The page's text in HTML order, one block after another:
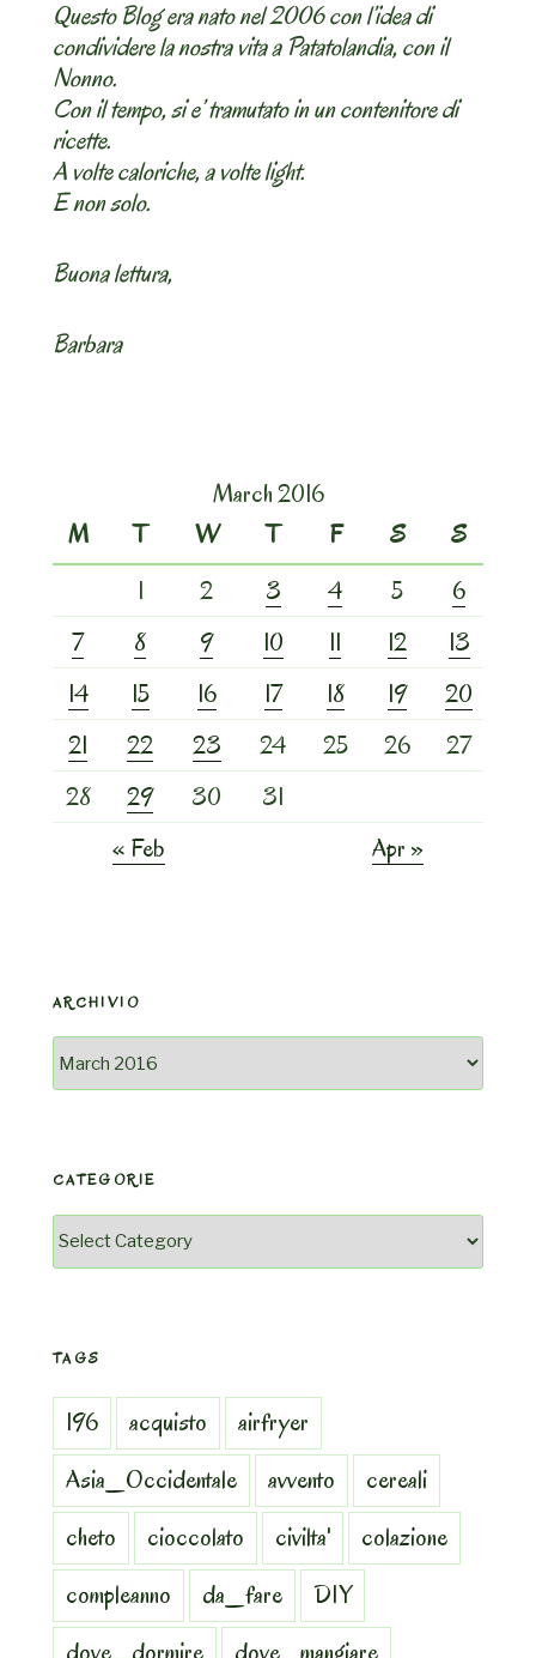
Questo Blog era nato nel 2006 con l’idea di
condividere la nostra vita a Patatolandia, con il
Nonno.
Con il tempo, si e’ tramutato in un contenitore di
ricette.
A volte caloriche, a volte light.
E non solo.
Buona lettura,
Barbara
March 2016
M
T W T F S
S
1
2 3 4 5
6
7
8 9 10 11 12
13
14
15 16 17 18 19
20
21
22 23 24 25 26
27
28
29 30
31
« Feb
Apr »
ARCHIVIO
Archivio
CATEGORIE
Categorie
TAGS
196 acquisto
airfryer
Asia_Occidentale
avvento
cereali
cheto
cioccolato civilta'
colazione
compleanno
da_fare
DIY